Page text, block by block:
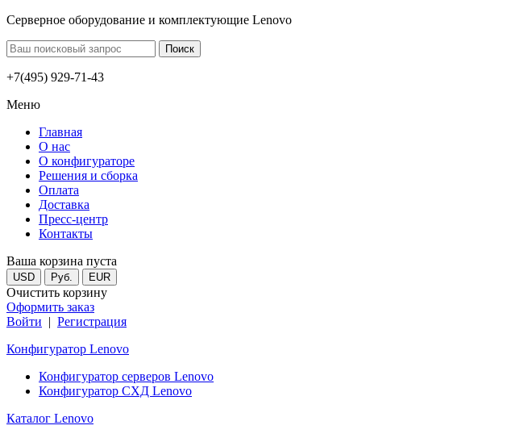
Серверное оборудование и комплектующие Lenovo
+7(495) 929-71-43
Меню
Главная
О нас
О конфигураторе
Решения и сборка
Оплата
Доставка
Пресс-центр
Контакты
Ваша корзина пуста
USD Руб. EUR
Очистить корзину
Оформить заказ
Войти | Регистрация
Конфигуратор Lenovo
Конфигуратор серверов Lenovo
Конфигуратор СХД Lenovo
Каталог Lenovo